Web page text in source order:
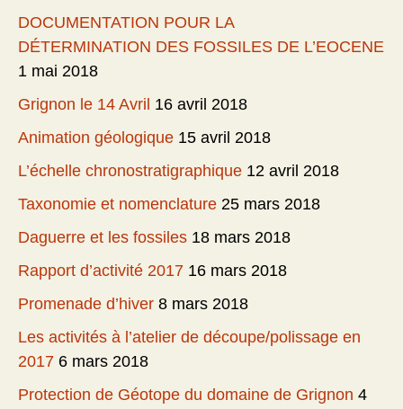
DOCUMENTATION POUR LA
DÉTERMINATION DES FOSSILES DE L’EOCENE
1 mai 2018
Grignon le 14 Avril 16 avril 2018
Animation géologique 15 avril 2018
L’échelle chronostratigraphique 12 avril 2018
Taxonomie et nomenclature 25 mars 2018
Daguerre et les fossiles 18 mars 2018
Rapport d’activité 2017 16 mars 2018
Promenade d’hiver 8 mars 2018
Les activités à l’atelier de découpe/polissage en
2017 6 mars 2018
Protection de Géotope du domaine de Grignon 4